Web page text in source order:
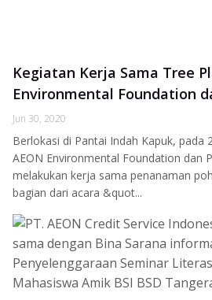
Kegiatan Kerja Sama Tree
Environmental Foundation
Jun 30, 2020
Berlokasi di Pantai Indah Kapuk, pada
AEON Environmental Foundation dan
melakukan kerja sama penanaman
bagian dari acara &quot...